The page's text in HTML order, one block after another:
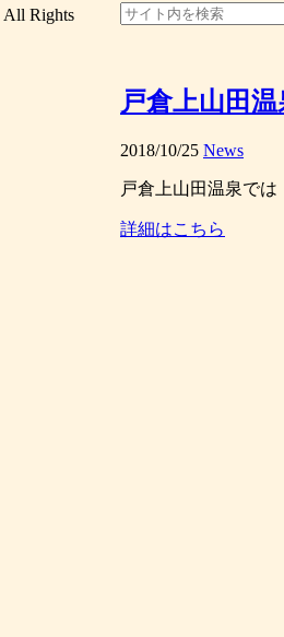
戸倉上山田
2018/10/25 News
戸倉上山田温泉で
詳細はこちら
All Rights